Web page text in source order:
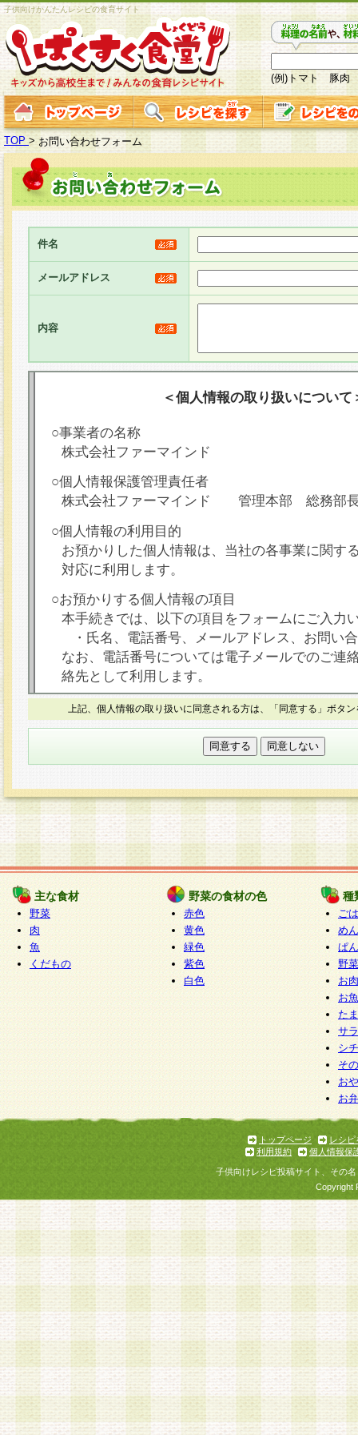
子供向けかんたんレシピの食育サイト
(例)トマト 豚肉
TOP > お問い合わせフォーム
件名
メールアドレス
内容
＜個人情報の取り扱いについて
○事業者の名称
株式会社ファーマインド
○個人情報保護管理責任者
株式会社ファーマインド 管理本部 総務部
○個人情報の利用目的
お預かりした個人情報は、当社の各事業に関す
対応に利用します。
○お預かりする個人情報の項目
本手続きでは、以下の項目をフォームにご入力
・氏名、電話番号、メールアドレス、お問い
なお、電話番号については電子メールでのご連
絡先として利用します。
○本人が容易に認識できない方法による個人情報
本フォームでは、セッション管理のためCookie
○個人情報の第三者提供について
力いただく個人情報は第三者に提供しません。
○個人情報の委託について
個人情報の取り扱いを外部に委託する場合は、
情報管理基準を満たす企業を選定して委託を行
が行われるよう監督します。
○開示対象個人情報の開示等および問い合わせ窓口
本人からの求めにより、当社が本件により取得
報の利用目的の通知・開示・内容の訂正・追加
停止・消去及び第三者への提供の禁止（以下、
といいます。）に応じます。
開示等に応じる窓口は以下になります。
ぱくすく食堂個人情報お客様相談窓口 paku-
m
個人情報を与えることは任意ですが、個人情報
意をいただけない場合には、当社のサービスの
お問い合わせ・ご相談への対応ができない場合
上記、個人情報の取り扱いに同意される方は、「同意する」ボタ
主な食材
野菜
肉
魚
くだもの
野菜の食材の色
赤色
黄色
緑色
紫色
白色
種
ご
めん
ぱん
野
お
お
た
サ
シ
そ
お
お
トップページ
レシピ
利用規約
個人情報保
子供向けレシピ投稿サイト、その
Copyright